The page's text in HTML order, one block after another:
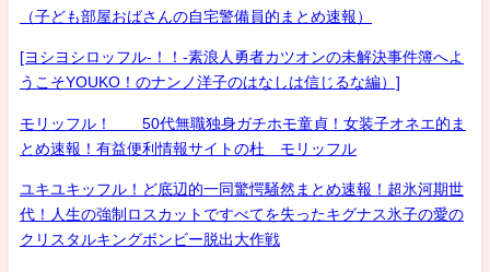
（子ども部屋おばさんの自宅警備員的まとめ速報）
[ヨシヨシロッフル-！！-素浪人勇者カツオンの未解決事件簿へよ
うこそYOUKO！のナンノ洋子のはなしは信じるな編）]
モリッフル！ 50代無職独身ガチホモ童貞！女装子オネエ的ま
とめ速報！有益便利情報サイトの杜 モリッフル
ユキユキッフル！ど底辺的一同驚愕騒然まとめ速報！超氷河期世
代！人生の強制ロスカットですべてを失ったキグナス氷子の愛の
クリスタルキングボンビー脱出大作戦